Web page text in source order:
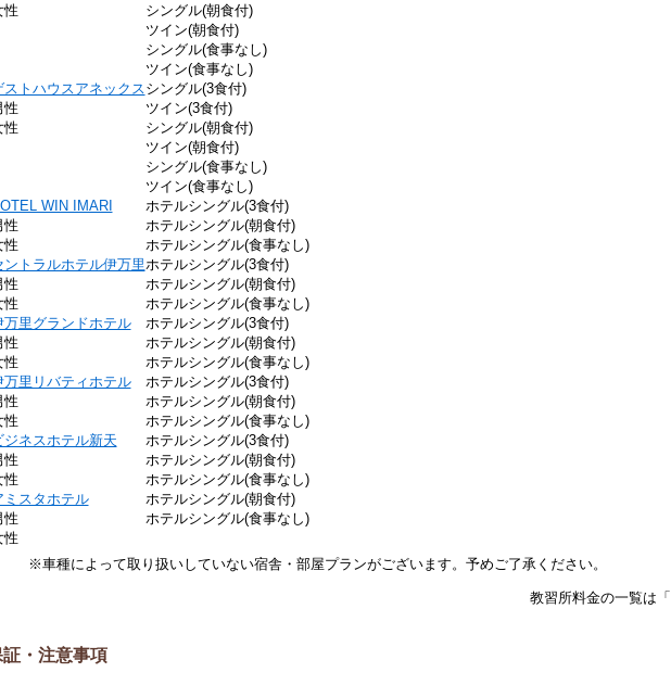
性
シングル(朝食付)
ツイン(朝食付)
シングル(食事なし)
ツイン(食事なし)
ストハウスアネックス
性
性
シングル(3食付)
ツイン(3食付)
シングル(朝食付)
ツイン(朝食付)
シングル(食事なし)
ツイン(食事なし)
WIN IMARI
性
性
ホテルシングル(3食付)
ホテルシングル(朝食付)
ホテルシングル(食事なし)
ントラルホテル伊万里
性
性
ホテルシングル(3食付)
ホテルシングル(朝食付)
ホテルシングル(食事なし)
万里グランドホテル
性
性
ホテルシングル(3食付)
ホテルシングル(朝食付)
ホテルシングル(食事なし)
万里リバティホテル
性
性
ホテルシングル(3食付)
ホテルシングル(朝食付)
ホテルシングル(食事なし)
ジネスホテル新天
性
性
ホテルシングル(3食付)
ホテルシングル(朝食付)
ホテルシングル(食事なし)
ミスタホテル
性
性
ホテルシングル(朝食付)
ホテルシングル(食事なし)
※車種によって取り扱いしていない宿舎・部屋プランがございます。予めご了承ください。
教習所料金の一覧は「
証・注意事項